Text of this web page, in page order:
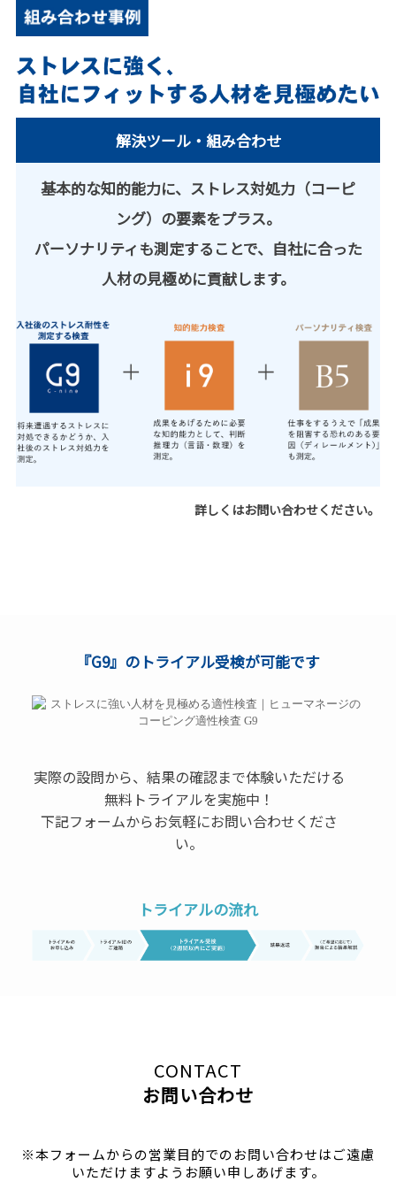
解決ツール・組み合わせ
基本的な知的能力に、ストレス対処力（コーピ
ング）の要素をプラス。
パーソナリティも測定することで、自社に合った
人材の見極めに貢献します。
詳しくはお問い合わせください。
『G9』のトライアル受検が可能です
実際の設問から、結果の確認まで体験いただける
無料トライアルを実施中！
下記フォームからお気軽にお問い合わせくださ
い。
トライアルの流れ
CONTACT
お問い合わせ
※本フォームからの営業目的でのお問い合わせはご遠慮
いただけますようお願い申しあげます。